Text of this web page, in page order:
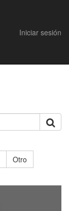
Iniciar sesión
Otro